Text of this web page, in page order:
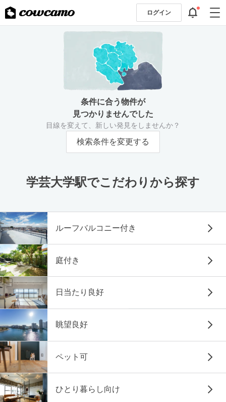
ログイン
条件に合う物件が
見つかりませんでした
目線を変えて、新しい発見をしませんか？
検索条件を変更する
学芸大学駅でこだわりから探す
ルーフバルコニー付き
庭付き
日当たり良好
眺望良好
ペット可
ひとり暮らし向け